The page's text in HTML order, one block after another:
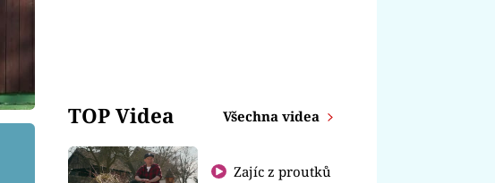
TOP Videa Všechna videa
Zajíc z proutků